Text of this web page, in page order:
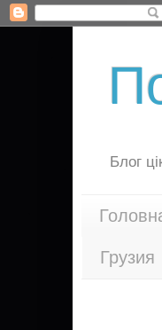
Блог
Грузия